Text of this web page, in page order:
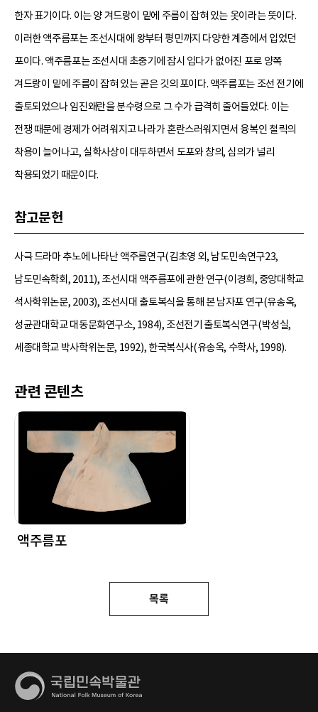
한자 표기이다. 이는 양 겨드랑이 밑에 주름이 잡혀 있는 옷이라는 뜻이다.
이러한 액주름포는 조선시대에 왕부터 평민까지 다양한 계층에서 입었던
포이다. 액주름포는 조선시대 초중기에 잠시 입다가 없어진 포로 양쪽
겨드랑이 밑에 주름이 잡혀 있는 곧은 깃의 포이다. 액주름포는 조선 전기에
출토되었으나 임진왜란을 분수령으로 그 수가 급격히 줄어들었다. 이는
전쟁 때문에 경제가 어려워지고 나라가 혼란스러워지면서 융복인 철릭의
착용이 늘어나고, 실학사상이 대두하면서 도포와 창의, 심의가 널리
착용되었기 때문이다.
참고문헌
사극 드라마 추노에 나타난 액주름연구(김초영 외, 남도민속연구23,
남도민속학회, 2011), 조선시대 액주름포에 관한 연구(이경희, 중앙대학교
석사학위논문, 2003), 조선시대 출토복식을 통해 본 남자포 연구(유송옥,
성균관대학교 대동문화연구소, 1984), 조선전기 출토복식연구(박성실,
세종대학교 박사학위논문, 1992), 한국복식사(유송옥, 수학사, 1998).
관련 콘텐츠
액주름포
목록